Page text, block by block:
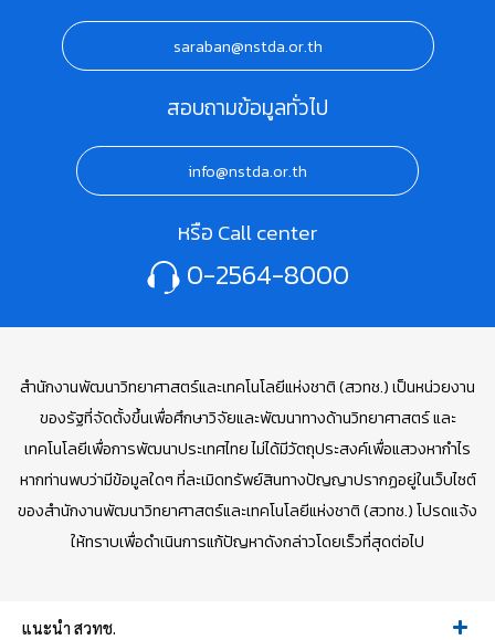
saraban@nstda.or.th
สอบถามข้อมูลทั่วไป
info@nstda.or.th
หรือ Call center
0-2564-8000
สำนักงานพัฒนาวิทยาศาสตร์และเทคโนโลยีแห่งชาติ (สวทช.) เป็นหน่วยงาน
ของรัฐที่จัดตั้งขึ้นเพื่อศึกษาวิจัยและพัฒนาทางด้านวิทยาศาสตร์ และ
เทคโนโลยีเพื่อการพัฒนาประเทศไทย ไม่ได้มีวัตถุประสงค์เพื่อแสวงหากำไร
หากท่านพบว่ามีข้อมูลใดๆ ที่ละเมิดทรัพย์สินทางปัญญาปรากฏอยู่ในเว็บไซต์
ของสำนักงานพัฒนาวิทยาศาสตร์และเทคโนโลยีแห่งชาติ (สวทช.) โปรดแจ้ง
ให้ทราบเพื่อดำเนินการแก้ปัญหาดังกล่าวโดยเร็วที่สุดต่อไป
แนะนำ สวทช.